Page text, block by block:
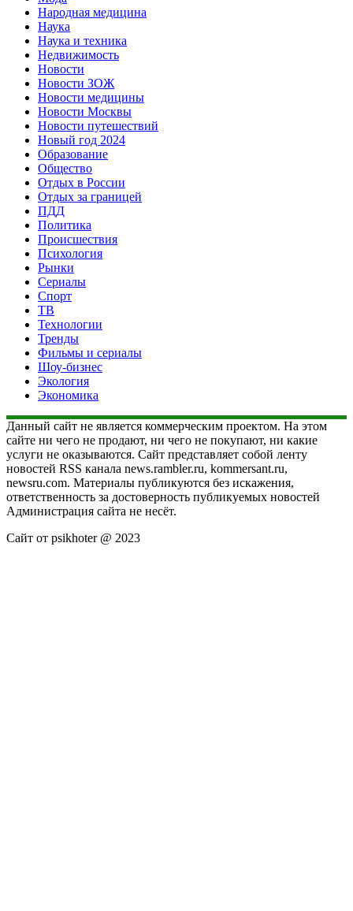
Народная медицина
Наука
Наука и техника
Недвижимость
Новости
Новости ЗОЖ
Новости медицины
Новости Москвы
Новости путешествий
Новый год 2024
Образование
Общество
Отдых в России
Отдых за границей
ПДД
Политика
Происшествия
Психология
Рынки
Сериалы
Спорт
ТВ
Технологии
Тренды
Фильмы и сериалы
Шоу-бизнес
Экология
Экономика
Данный сайт не является коммерческим проектом. На этом
сайте ни чего не продают, ни чего не покупают, ни какие
услуги не оказываются. Сайт представляет собой ленту
новостей RSS канала news.rambler.ru, kommersant.ru,
newsru.com. Материалы публикуются без искажения,
ответственность за достоверность публикуемых новостей
Администрация сайта не несёт.
Сайт от psikhoter @ 2023